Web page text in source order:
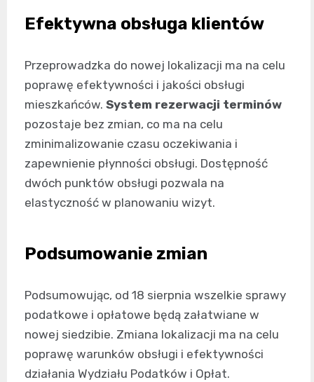
Efektywna obsługa klientów
Przeprowadzka do nowej lokalizacji ma na celu
poprawę efektywności i jakości obsługi
mieszkańców. System rezerwacji terminów
pozostaje bez zmian, co ma na celu
zminimalizowanie czasu oczekiwania i
zapewnienie płynności obsługi. Dostępność
dwóch punktów obsługi pozwala na
elastyczność w planowaniu wizyt.
Podsumowanie zmian
Podsumowując, od 18 sierpnia wszelkie sprawy
podatkowe i opłatowe będą załatwiane w
nowej siedzibie. Zmiana lokalizacji ma na celu
poprawę warunków obsługi i efektywności
działania Wydziału Podatków i Opłat.